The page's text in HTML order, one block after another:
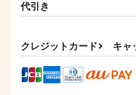
代引き
クレジットカード キャ